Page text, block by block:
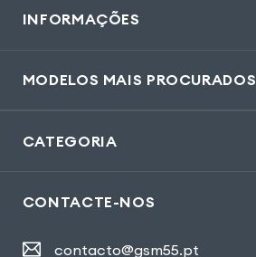
INFORMAÇÕES
MODELOS MAIS PROCURADOS
CATEGORIA
CONTACTE-NOS
contacto@gsm55.pt